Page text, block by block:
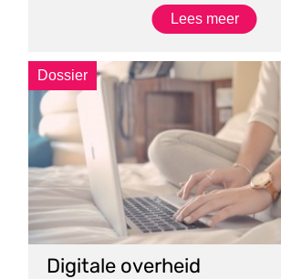
Lees meer
Dossier
Digitale overheid